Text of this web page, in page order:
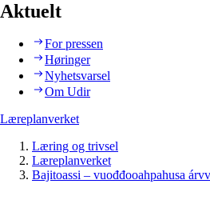
Aktuelt
For pressen
Høringer
Nyhetsvarsel
Om Udir
Læreplanverket
Læring og trivsel
Læreplanverket
Bajitoassi – vuođđooahpahusa